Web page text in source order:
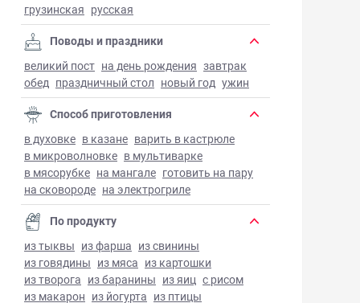
грузинская русская
Поводы и праздники
великий пост на день рождения завтрак
обед праздничный стол новый год ужин
Способ приготовления
в духовке в казане варить в кастрюле
в микроволновке в мультиварке
в мясорубке на мангале готовить на пару
на сковороде на электрогриле
По продукту
из тыквы из фарша из свинины
из говядины из мяса из картошки
из творога из баранины из яиц с рисом
из макарон из йогурта из птицы